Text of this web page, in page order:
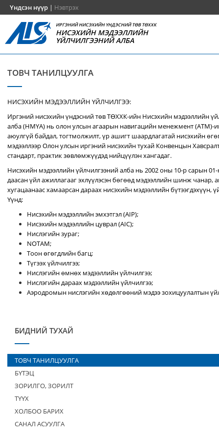
Үндсэн нүүр | Нэвтрэх
ИРГЭНИЙ НИСЭХИЙН ҮНДЭСНИЙ ТӨВ ТӨХХК
НИСЭХИЙН МЭДЭЭЛЛИЙН
ҮЙЛЧИЛГЭЭНИЙ АЛБА
ТОВЧ ТАНИЛЦУУЛГА
НИСЭХИЙН МЭДЭЭЛЛИЙН ҮЙЛЧИЛГЭЭ:
Иргэний нисэхийн үндэсний төв ТӨХХК-ийн Нисэхийн мэдээллийн
алба (НМҮА) нь олон улсын агаарын навигацийн менежмент (ATM)-
аюулгүй байдал, тогтмолжилт, үр ашигт шаардлагатай нисэхийн
мэдээллээр Олон улсын иргэний нисэхийн тухай Конвенцын
стандарт, практик зөвлөмжүүдэд нийцүүлэн хангадаг.
Нисэхийн мэдээллийн үйлчилгээний алба нь 2002 оны 10-р сарын
даасан үйл ажиллагааг эхлүүлэсэн бөгөөд мэдээллийн шинж чанар,
хугацаанаас хамаарсан дараах нисэхийн мэдээллийн бүтээгдэхүүн,
Үүнд:
Нисэхийн мэдээллийн эмхэтгэл (AIP);
Нисэхийн мэдээллийн цуврал (AIC);
Нислэгийн зураг;
NOTAM;
Тоон өгөгдлийн багц;
Түгээх үйлчилгээ;
Нислэгийн өмнөх мэдээллийн үйлчилгээ;
Нислэгийн дараах мэдээллийн үйлчилгээ;
Аэродромын нислэгийн хөдөлгөөний мэдээ зохицуулалтын
БИДНИЙ ТУХАЙ
ТОВЧ ТАНИЛЦУУЛГА
БҮТЭЦ
ЗОРИЛГО, ЗОРИЛТ
ТҮҮХ
ХОЛБОО БАРИХ
САНАЛ АСУУЛГА